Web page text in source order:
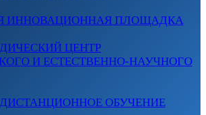
ИННОВАЦИОННАЯ ПЛОЩАДКА
ЦЕНТР
И ЕСТЕСТВЕННО-НАУЧНОГО
ДИСТАНЦИОННОЕ ОБУЧЕНИЕ